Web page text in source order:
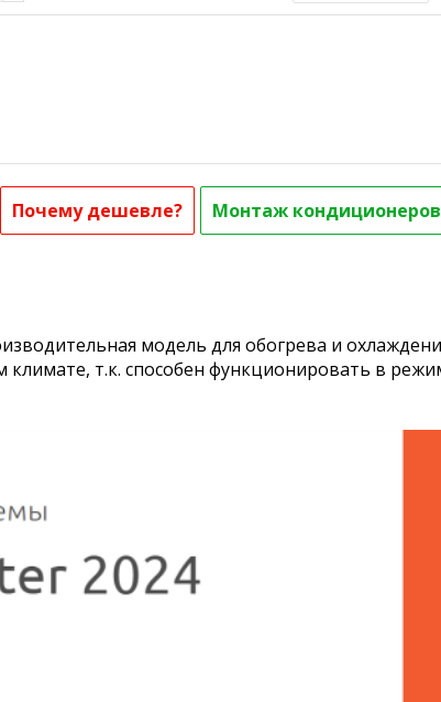
Почему дешевле? Монтаж кондиционеров
модель для обогрева и
климате, т.к. способен функционировать в